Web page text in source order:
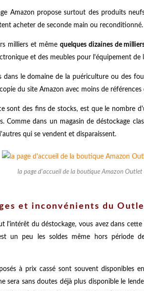
Amazon propose surtout des produits
acheter de seconde main ou reconditionné.
milliers et même quelques dizaines de
et des meubles pour l'équipement
dans le domaine de la puériculture ou des
du site Amazon avec moins de
sont des fins de stocks, est que le nombre
Comme dans un magasin de déstockage
qui se vendent et disparaissent.
la page d'accueil de la boutique Amazon Outlet
et inconvénients du
l'intérêt du déstockage, vous avez dans
un peu les soldes même hors période
à prix cassé sont souvent disponibles
sera sans doutes déjà plus disponible le